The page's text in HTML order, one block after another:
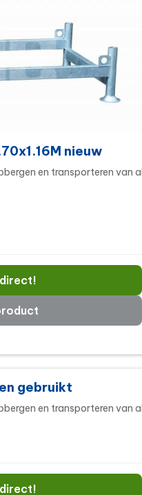
nieuw
en transporteren van
gebruikt
en transporteren van